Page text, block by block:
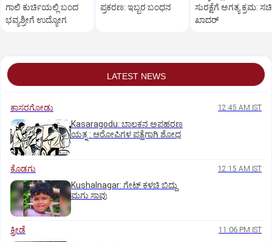
ಗಾಲಿ ಕುರ್ಚಿಯಲ್ಲಿ ಬಂದ
ಭವ್ಯಶ್ರೀಗೆ ಉದ್ಯೋಗ
ಪ್ರಕರಣ: ಇಬ್ಬರ ಬಂಧನ
ಸುರಕ್ಷೆಗೆ ಅಗತ್ಯ ಕ್ರಮ:
ಖಾದರ್
LATEST NEWS
ಕಾಸರಗೋಡು 12:45 AM IST
Kasaragodu: ಬಾಲಕನ ಅಪಹರಣ
ಯತ್ನ : ಆರೋಪಿಗಳ ಪತ್ತೆಗಾಗಿ ಶೋಧ
ಕೊಡಗು 12:15 AM IST
Kushalnagar: ಗೇಟ್ ಕಳಚಿ ಬಿದ್ದು
ಮಗು ಸಾವು
ಕ್ರೀಡೆ 11:06 PM IST